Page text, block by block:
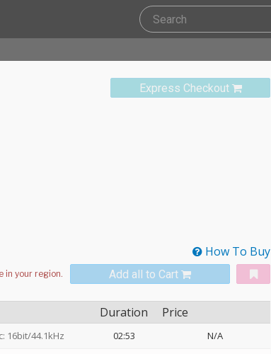
Express Checkout
How To Buy
Add all to Cart
Duration Price
16bit/44.1kHz 02:53
N/A